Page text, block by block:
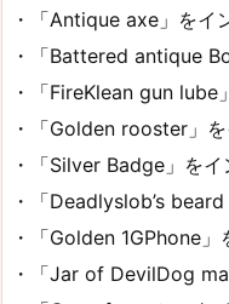
・「Antique axe」をイ
・「Battered antique
・「FireKlean gun lube
・「Golden rooster」を
・「Silver Badge」をイ
・「Deadlyslob’s
・「Golden 1GPhone」
・「Jar of DevilDog